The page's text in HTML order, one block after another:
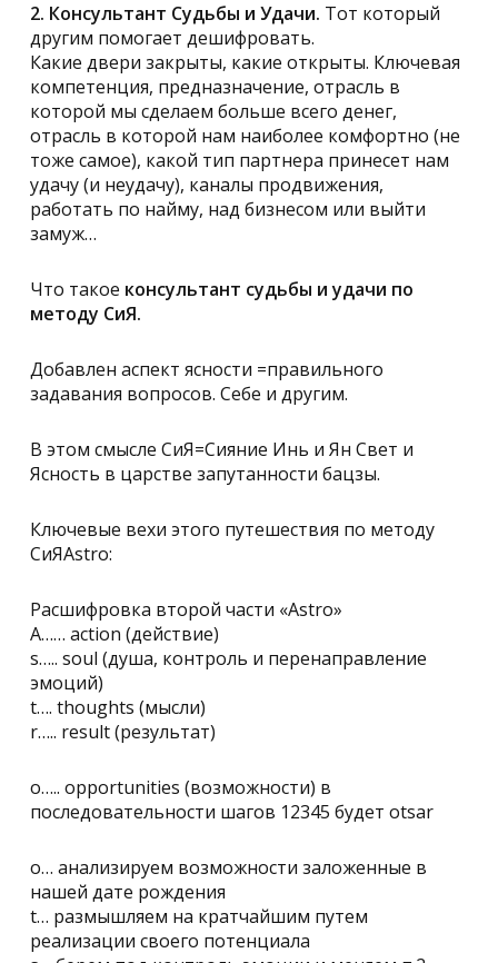
2. Консультант Судьбы и Удачи. Тот который
другим помогает дешифровать.
Какие двери закрыты, какие открыты. Ключевая
компетенция, предназначение, отрасль в
которой мы сделаем больше всего денег,
отрасль в которой нам наиболее комфортно (не
тоже самое), какой тип партнера принесет нам
удачу (и неудачу), каналы продвижения,
работать по найму, над бизнесом или выйти
замуж…
Что такое консультант судьбы и удачи по
методу СиЯ.
Добавлен аспект ясности =правильного
задавания вопросов. Себе и другим.
В этом смысле СиЯ=Сияние Инь и Ян Свет и
Ясность в царстве запутанности бацзы.
Ключевые вехи этого путешествия по методу
СиЯAstro:
Расшифровка второй части «Astro»
A…… action (действие)
s….. soul (душа, контроль и перенаправление
эмоций)
t…. thoughts (мысли)
r….. result (результат)
o….. opportunities (возможности) в
последовательности шагов 12345 будет otsar
o… анализируем возможности заложенные в
нашей дате рождения
t… размышляем на кратчайшим путем
реализации своего потенциала